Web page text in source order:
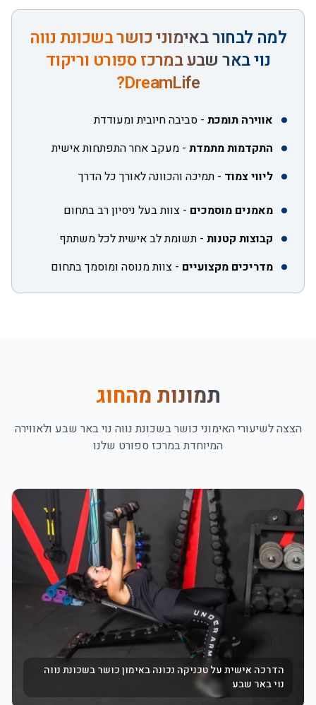
למה לבחור באימוני כושר בשכונת נווה
נוי באר שבעבמרכז ספורט וריקוד
DreamLife?
אווירה תומכת - סביבה חיובית ומעודדת
התקדמות מתמדת - מעקב אחר התפתחות אישית
ליווי צמוד - תמיכה והכוונה לאורך כל הדרך
מאמנים מוסמכים - צוות בעל ניסיון רב בתחום
קבוצות קטנות - תשומת לב אישית לכל משתתף
מדריכים מקצועיים - צוות מנוסה ומוסמך בתחום
תמונות מהחוג
הצצה לשיעורי האימוני כושר בשכונת נווה נוי באר שבע ולאווירה
המיוחדת במרכז ספורט שלנו
הדרכה אישית על טכניקה נכונה באימון כושר בשכונת נווה
נוי באר שבע